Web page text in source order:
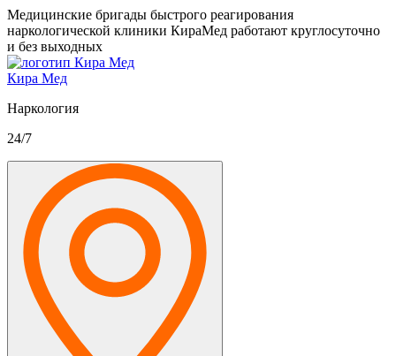
Медицинские бригады быстрого реагирования
наркологической клиники КираМед работают круглосуточно
и без выходных
Кира Мед
Наркология
24/7